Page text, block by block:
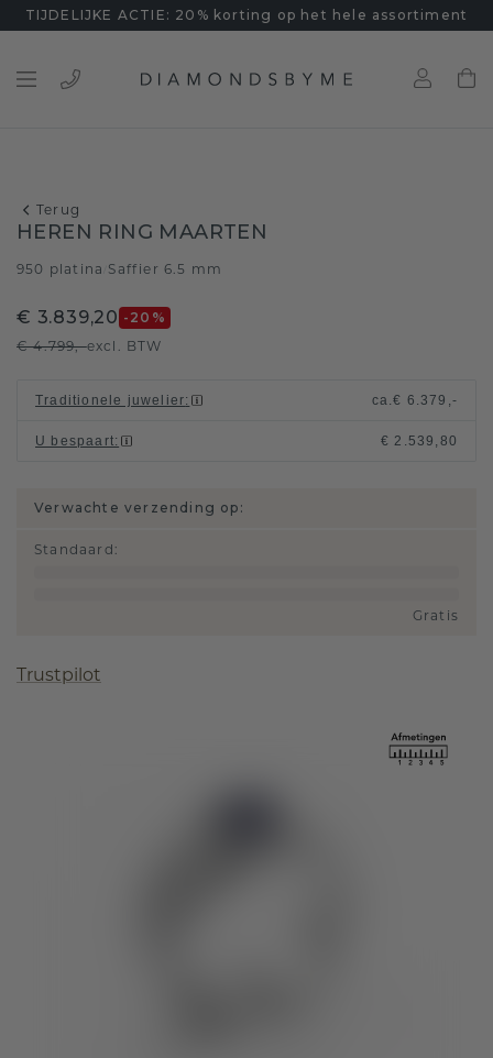
TIJDELIJKE ACTIE: 20% korting op het hele assortiment
Terug
HEREN RING MAARTEN
950 platina Saffier 6.5 mm
€ 3.839,20 -20 %
€ 4.799,-excl. BTW
Traditionele juwelier: ca.€ 6.379,-
U bespaart: € 2.539,80
Verwachte verzending op:
Standaard :
Gratis
Trustpilot